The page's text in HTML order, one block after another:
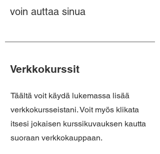
voin auttaa sinua
Verkkokurssit
Täältä voit käydä lukemassa lisää
verkkokursseistani. Voit myös klikata
itsesi jokaisen kurssikuvauksen kautta
suoraan verkkokauppaan.